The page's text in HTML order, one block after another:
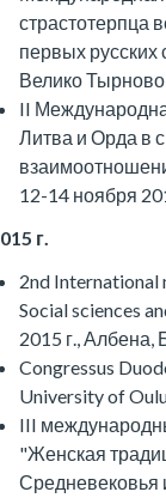
страстотерпца
первых русских
Велико
II
Литва и Орда в
12-14 ноября
г.
2nd
Social sciences
2015 г., Албена,
Congressus
University of
III
"Женская
Средневековья